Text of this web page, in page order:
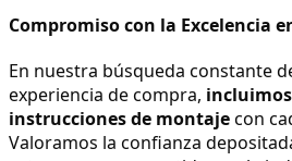
Compromiso con la Excelencia
En nuestra búsqueda constante
experiencia de compra,
instrucciones de montaje con
Valoramos la confianza